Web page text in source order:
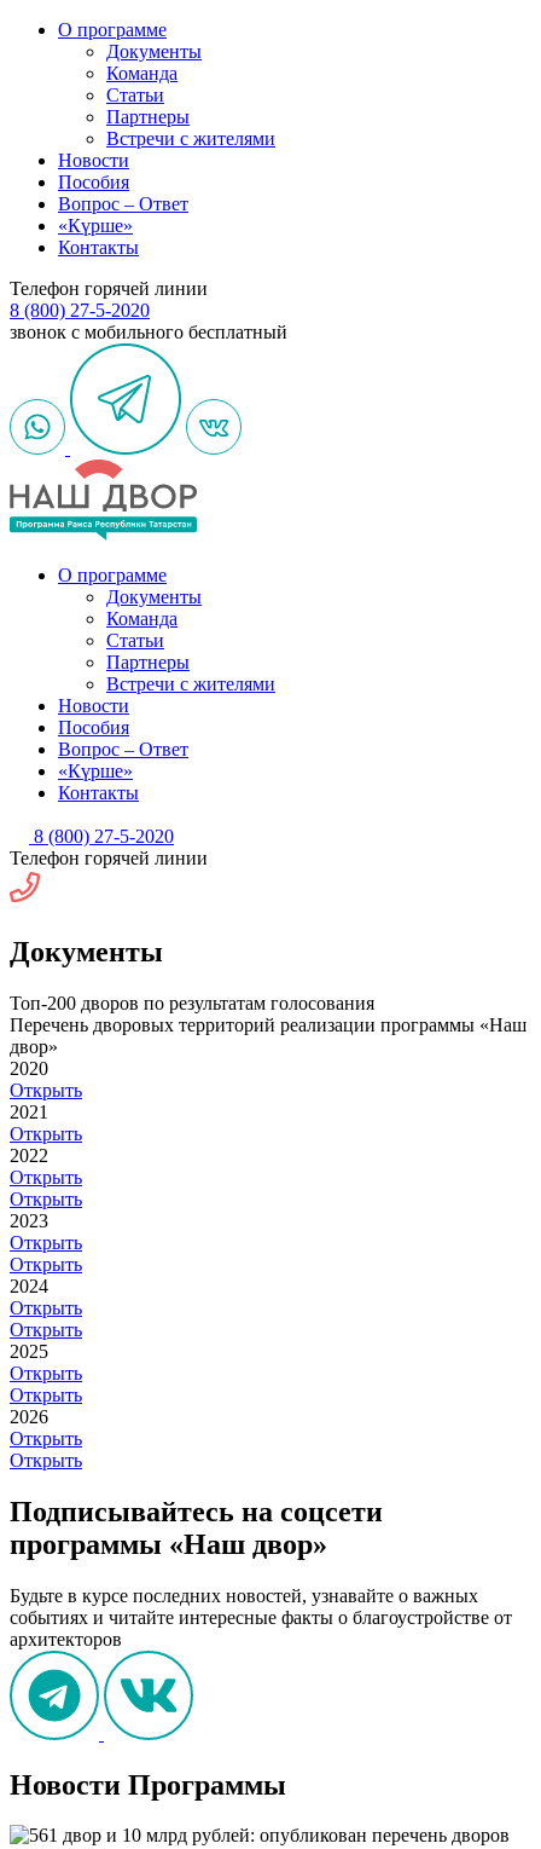
О программе
Документы
Команда
Статьи
Партнеры
Встречи с жителями
Новости
Пособия
Вопрос – Ответ
«Күрше»
Контакты
Телефон горячей линии
8 (800) 27-5-2020
звонок с мобильного бесплатный
О программе
Документы
Команда
Статьи
Партнеры
Встречи с жителями
Новости
Пособия
Вопрос – Ответ
«Күрше»
Контакты
8 (800) 27-5-2020
Телефон горячей линии
Документы
Топ-200 дворов по результатам голосования
Перечень дворовых территорий реализации программы «Наш
двор»
2020
Открыть
2021
Открыть
2022
Открыть
Открыть
2023
Открыть
Открыть
2024
Открыть
Открыть
2025
Открыть
Открыть
2026
Открыть
Открыть
Подписывайтесь на соцсети
программы «Наш двор»
Будьте в курсе последних новостей, узнавайте о важных
событиях и читайте интересные факты о благоустройстве от
архитекторов
Новости Программы